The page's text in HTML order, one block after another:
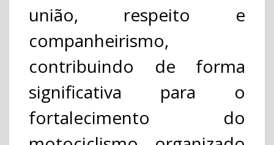
união, respeito e
companheirismo,
contribuindo de forma
significativa para o
fortalecimento do